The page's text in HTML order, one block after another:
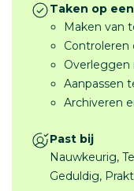
Taken op
Maken van
Controleren
Aanpassen
Archiveren
Past bij
Nauwkeurig,
Geduldig,